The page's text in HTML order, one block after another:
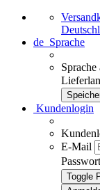
de Sprache
Sprache
Kundenlogin
E-Mail
Passwort
Toggle